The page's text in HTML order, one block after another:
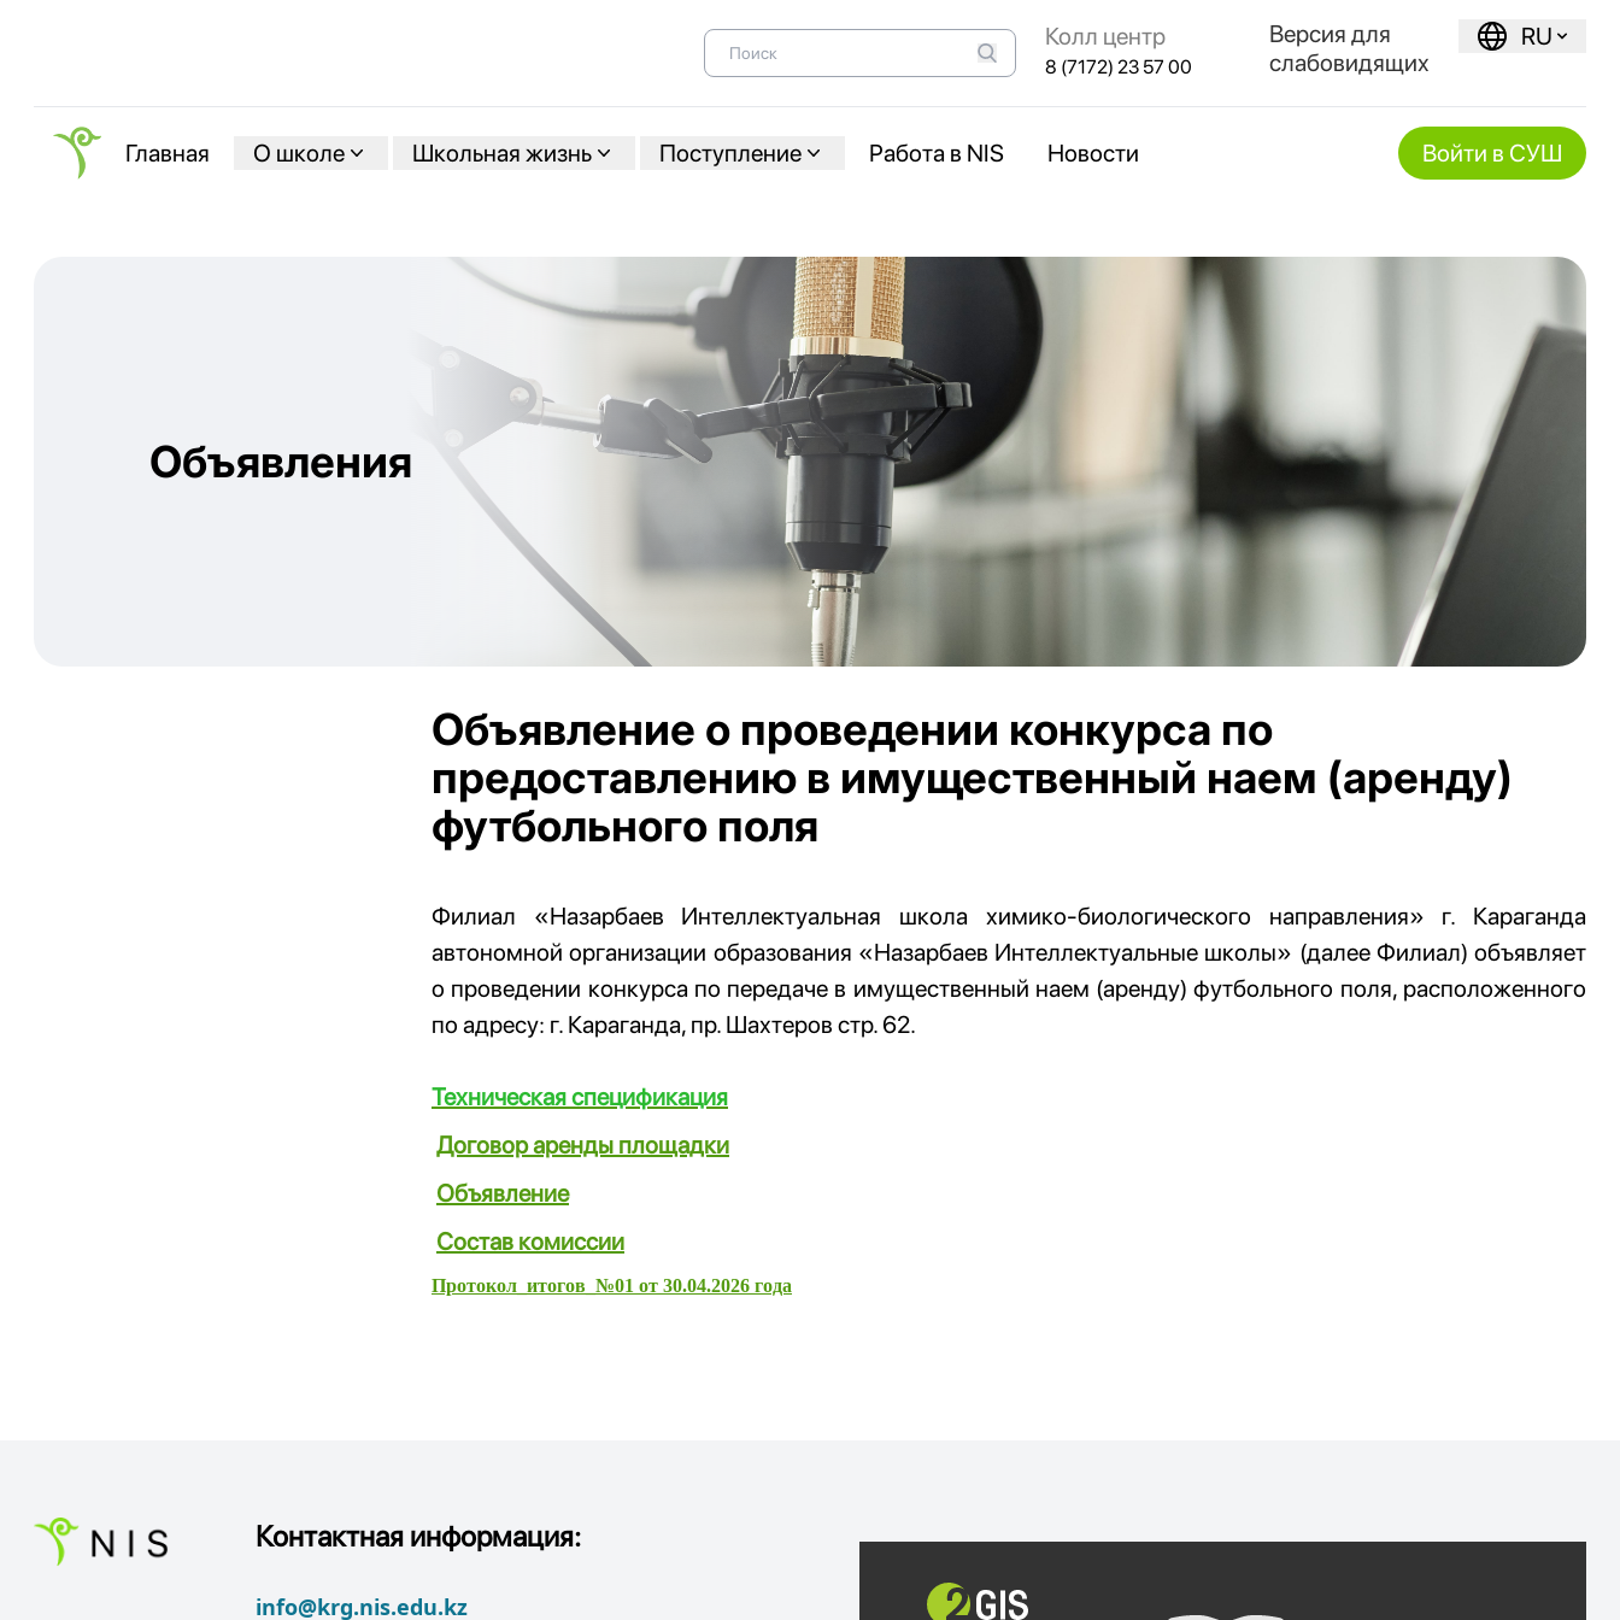
Колл центр
8 (7172) 23 57 00
Версия для
слабовидящих
RU
Главная О школе Школьная жизнь Поступление Работа в NIS Новости Войти в СУШ
Объявления
Объявление о проведении конкурса по
предоставлению в имущественный наем (аренду)
футбольного поля
Филиал «Назарбаев Интеллектуальная школа химико-биологического направления» г. Караганда
автономной организации образования «Назарбаев Интеллектуальные школы» (далее Филиал) объявляет
о проведении конкурса по передаче в имущественный наем (аренду) футбольного поля, расположенного
по адресу: г. Караганда, пр. Шахтеров стр. 62.
Техническая спецификация
Договор аренды площадки
Объявление
Состав комиссии
Протокол_итогов_№01 от 30.04.2026 года
Контактная информация:
info@krg.nis.edu.kz